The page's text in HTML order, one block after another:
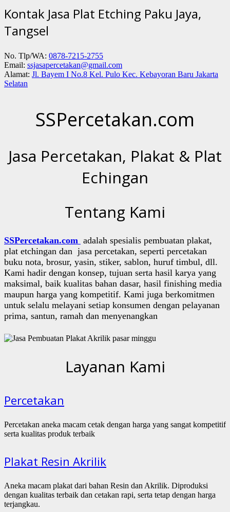
Kontak Jasa Plat Etching Paku Jaya,
Tangsel
No. Tlp/WA: 0878-7215-2755
Email: ssjasapercetakan@gmail.com
Alamat: Jl. Bayem I No.8 Kel. Pulo Kec. Kebayoran Baru Jakarta
Selatan
SSPercetakan.com
Jasa Percetakan, Plakat & Plat
Echingan
Tentang Kami
SSPercetakan.com adalah spesialis pembuatan plakat,
plat etchingan dan jasa percetakan, seperti percetakan
buku nota, brosur, yasin, stiker, sablon, huruf timbul, dll.
Kami hadir dengan konsep, tujuan serta hasil karya yang
maksimal, baik kualitas bahan dasar, hasil finishing media
maupun harga yang kompetitif. Kami juga berkomitmen
untuk selalu melayani setiap konsumen dengan pelayanan
prima, santun, ramah dan menyenangkan
Layanan Kami
Percetakan
Percetakan aneka macam cetak dengan harga yang sangat kompetitif
serta kualitas produk terbaik
Plakat Resin Akrilik
Aneka macam plakat dari bahan Resin dan Akrilik. Diproduksi
dengan kualitas terbaik dan cetakan rapi, serta tetap dengan harga
terjangkau.